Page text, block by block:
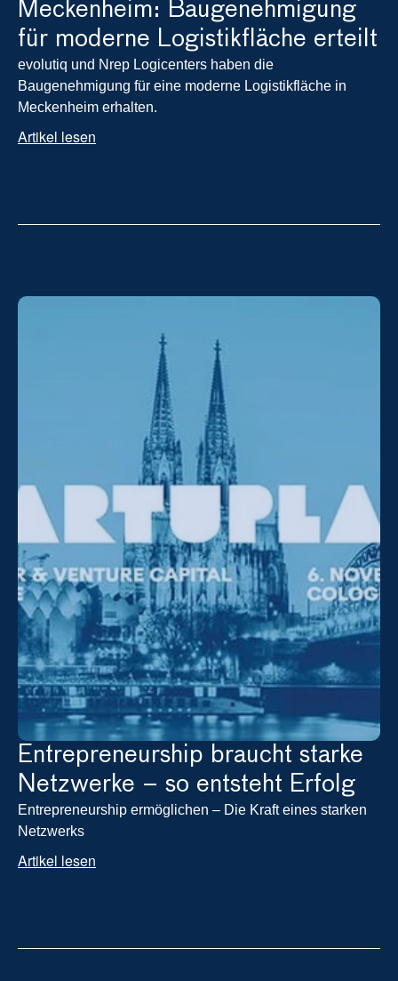
Meckenheim: Baugenehmigung
für moderne Logistikfläche erteilt
evolutiq und Nrep Logicenters haben die
Baugenehmigung für eine moderne Logistikfläche in
Meckenheim erhalten.
Artikel lesen
Entrepreneurship braucht starke
Netzwerke – so entsteht Erfolg
Entrepreneurship ermöglichen – Die Kraft eines starken
Netzwerks
Artikel lesen